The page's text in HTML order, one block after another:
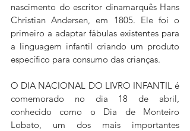
nascimento do escritor dinamarquês Hans
Christian Andersen, em 1805. Ele foi o
primeiro a adaptar fábulas existentes para
a linguagem infantil criando um produto
específico para consumo das crianças.
O DIA NACIONAL DO LIVRO INFANTIL é
comemorado no dia 18 de abril,
conhecido como o Dia de Monteiro
Lobato, um dos mais importantes